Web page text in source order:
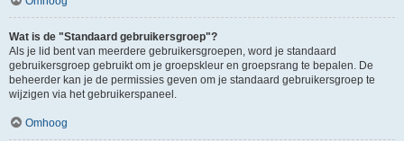
Wat is de "Standaard gebruikersgroep"?
Als je lid bent van meerdere gebruikersgroepen, word je standaard
gebruikersgroep gebruikt om je groepskleur en groepsrang te bepalen. De
beheerder kan je de permissies geven om je standaard gebruikersgroep te
wijzigen via het gebruikerspaneel.
Omhoog